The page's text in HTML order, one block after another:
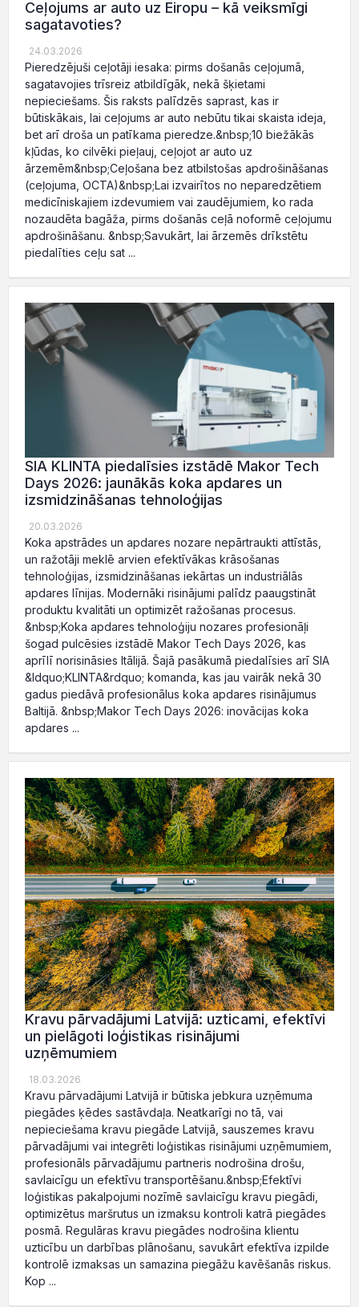
Ceļojums ar auto uz Eiropu – kā veiksmīgi
sagatavoties?
24.03.2026
Pieredzējuši ceļotāji iesaka: pirms došanās ceļojumā,
sagatavojies trīsreiz atbildīgāk, nekā šķietami
nepieciešams. Šis raksts palīdzēs saprast, kas ir
būtiskākais, lai ceļojums ar auto nebūtu tikai skaista ideja,
bet arī droša un patīkama pieredze.&nbsp;10 biežākās
kļūdas, ko cilvēki pieļauj, ceļojot ar auto uz
ārzemēm&nbsp;Ceļošana bez atbilstošas apdrošināšanas
(ceļojuma, OCTA)&nbsp;Lai izvairītos no neparedzētiem
medicīniskajiem izdevumiem vai zaudējumiem, ko rada
nozaudēta bagāža, pirms došanās ceļā noformē ceļojumu
apdrošināšanu. &nbsp;Savukārt, lai ārzemēs drīkstētu
piedalīties ceļu sat ...
SIA KLINTA piedalīsies izstādē Makor Tech
Days 2026: jaunākās koka apdares un
izsmidzināšanas tehnoloģijas
20.03.2026
Koka apstrādes un apdares nozare nepārtraukti attīstās,
un ražotāji meklē arvien efektīvākas krāsošanas
tehnoloģijas, izsmidzināšanas iekārtas un industriālās
apdares līnijas. Modernāki risinājumi palīdz paaugstināt
produktu kvalitāti un optimizēt ražošanas procesus.
&nbsp;Koka apdares tehnoloģiju nozares profesionāļi
šogad pulcēsies izstādē Makor Tech Days 2026, kas
aprīlī norisināsies Itālijā. Šajā pasākumā piedalīsies arī SIA
&ldquo;KLINTA&rdquo; komanda, kas jau vairāk nekā 30
gadus piedāvā profesionālus koka apdares risinājumus
Baltijā. &nbsp;Makor Tech Days 2026: inovācijas koka
apdares ...
Kravu pārvadājumi Latvijā: uzticami, efektīvi
un pielāgoti loģistikas risinājumi
uzņēmumiem
18.03.2026
Kravu pārvadājumi Latvijā ir būtiska jebkura uzņēmuma
piegādes ķēdes sastāvdaļa. Neatkarīgi no tā, vai
nepieciešama kravu piegāde Latvijā, sauszemes kravu
pārvadājumi vai integrēti loģistikas risinājumi uzņēmumiem,
profesionāls pārvadājumu partneris nodrošina drošu,
savlaicīgu un efektīvu transportēšanu.&nbsp;Efektīvi
loģistikas pakalpojumi nozīmē savlaicīgu kravu piegādi,
optimizētus maršrutus un izmaksu kontroli katrā piegādes
posmā. Regulāras kravu piegādes nodrošina klientu
uzticību un darbības plānošanu, savukārt efektīva izpilde
kontrolē izmaksas un samazina piegāžu kavēšanās riskus.
Kop ...